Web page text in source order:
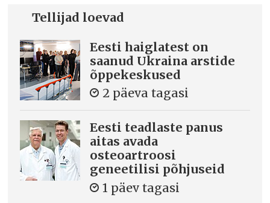
Tellijad loevad
Eesti haiglatest on
saanud Ukraina arstide
õppekeskused
2 päeva tagasi
Eesti teadlaste panus
aitas avada
osteoartroosi
geneetilisi põhjuseid
1 päev tagasi